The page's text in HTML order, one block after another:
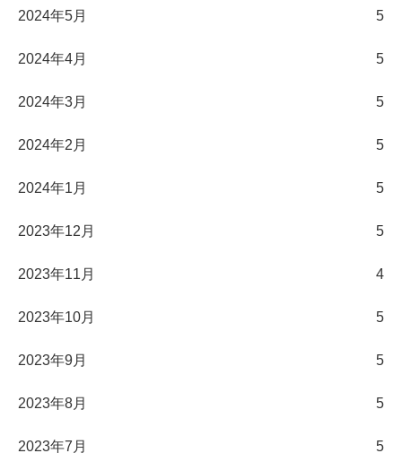
2024年5月 5
2024年4月 5
2024年3月 5
2024年2月 5
2024年1月 5
2023年12月 5
2023年11月 4
2023年10月 5
2023年9月 5
2023年8月 5
2023年7月 5